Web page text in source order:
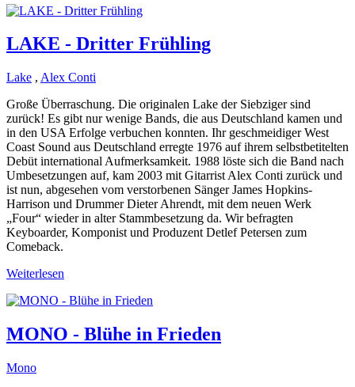
LAKE - Dritter Frühling
Lake , Alex Conti
Große Überraschung. Die originalen Lake der Siebziger sind
zurück! Es gibt nur wenige Bands, die aus Deutschland kamen und
in den USA Erfolge verbuchen konnten. Ihr geschmeidiger West
Coast Sound aus Deutschland erregte 1976 auf ihrem selbstbetitelten
Debüt international Aufmerksamkeit. 1988 löste sich die Band nach
Umbesetzungen auf, kam 2003 mit Gitarrist Alex Conti zurück und
ist nun, abgesehen vom verstorbenen Sänger James Hopkins-
Harrison und Drummer Dieter Ahrendt, mit dem neuen Werk
„Four“ wieder in alter Stammbesetzung da. Wir befragten
Keyboarder, Komponist und Produzent Detlef Petersen zum
Comeback.
Weiterlesen
MONO - Blühe in Frieden
Mono